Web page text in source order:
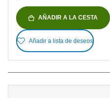
AÑADIR A LA CESTA
Añadir a lista de deseos